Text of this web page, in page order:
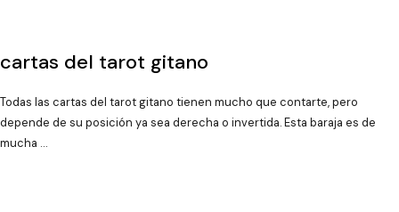
cartas del tarot gitano
Todas las cartas del tarot gitano tienen mucho que contarte, pero
depende de su posición ya sea derecha o invertida. Esta baraja es de
mucha …